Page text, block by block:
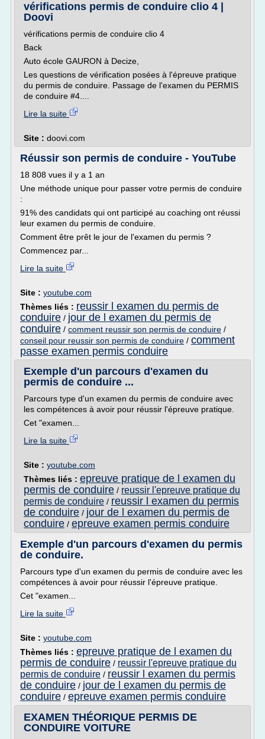
vérifications permis de conduire clio 4 |
Doovi
vérifications permis de conduire clio 4
Back
Auto école GAURON à Decize,
Les questions de vérification posées à l'épreuve pratique
du permis de conduire. Passage de l'examen du PERMIS
de conduire #4....
Lire la suite
Site : doovi.com
Réussir son permis de conduire - YouTube
18 808 vues il y a 1 an
Une méthode unique pour passer votre permis de conduire
:
91% des candidats qui ont participé au coaching ont réussi
leur examen du permis de conduire.
Comment être prêt le jour de l'examen du permis ?
Commencez par...
Lire la suite
Site : youtube.com
Thèmes liés : reussir l examen du permis de
conduire / jour de l examen du permis de
conduire / comment reussir son permis de conduire /
conseil pour reussir son permis de conduire / comment
passe examen permis conduire
Exemple d'un parcours d'examen du
permis de conduire ...
Parcours type d'un examen du permis de conduire avec
les compétences à avoir pour réussir l'épreuve pratique.
Cet "examen...
Lire la suite
Site : youtube.com
Thèmes liés : epreuve pratique de l examen du
permis de conduire / reussir l'epreuve pratique du
permis de conduire / reussir l examen du permis
de conduire / jour de l examen du permis de
conduire / epreuve examen permis conduire
Exemple d'un parcours d'examen du permis
de conduire.
Parcours type d'un examen du permis de conduire avec les
compétences à avoir pour réussir l'épreuve pratique.
Cet "examen...
Lire la suite
Site : youtube.com
Thèmes liés : epreuve pratique de l examen du
permis de conduire / reussir l'epreuve pratique du
permis de conduire / reussir l examen du permis
de conduire / jour de l examen du permis de
conduire / epreuve examen permis conduire
EXAMEN THÉORIQUE PERMIS DE
CONDUIRE VOITURE